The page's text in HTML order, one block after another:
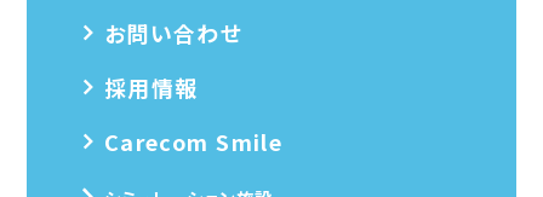
お問い合わせ
採用情報
Carecom Smile